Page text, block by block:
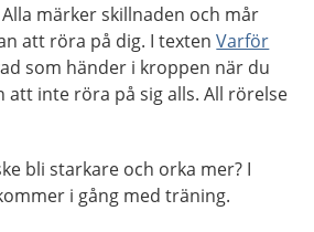
märker skillnaden och mår
att röra på dig. I textenVarför
som händer i kroppen när du
inte röra på sig alls. All rörelse
bli starkare och orka mer? I
i gång med träning.